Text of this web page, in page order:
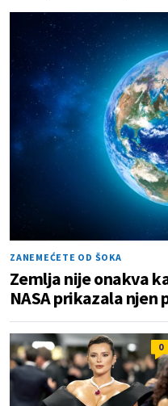
ZANEMEĆETE OD ŠOKA
Zemlja nije onakva
NASA prikazala njen
0